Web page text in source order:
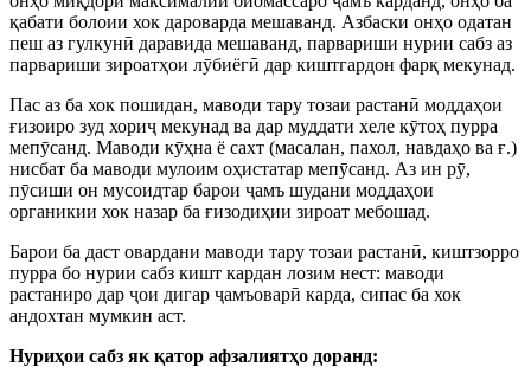
қабати болоии хок дароварда мешаванд. Азбаски онҳо одатан
пеш аз гулкунӣ даравида мешаванд, парвариши нурии сабз аз
парвариши зироатҳои лӯбиёгӣ дар киштгардон фарқ мекунад.
Пас аз ба хок пошидан, маводи тару тозаи растанӣ моддаҳои
ғизоиро зуд хориҷ мекунад ва дар муддати хеле кӯтоҳ пурра
мепӯсанд. Маводи кӯҳна ё сахт (масалан, пахол, навдаҳо ва ғ.)
нисбат ба маводи мулоим оҳистатар мепӯсанд. Аз ин рӯ,
пӯсиши он мусоидтар барои ҷамъ шудани моддаҳои
органикии хок назар ба ғизодиҳии зироат мебошад.
Барои ба даст овардани маводи тару тозаи растанӣ, киштзорро
пурра бо нурии сабз кишт кардан лозим нест: маводи
растаниро дар ҷои дигар ҷамъоварӣ карда, сипас ба хок
андохтан мумкин аст.
Нуриҳои сабз як қатор афзалиятҳо доранд: